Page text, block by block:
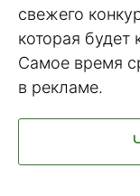
свежего
которая будет
Самое время
в рекламе.